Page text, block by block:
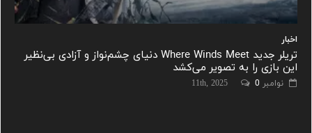
اخبار
تریلر جدید Where Winds Meet دنیای چشم‌نواز و آزادی بی‌نظیر
این بازی را به تصویر می‌کشد
نوامبر 11th, 2025 0